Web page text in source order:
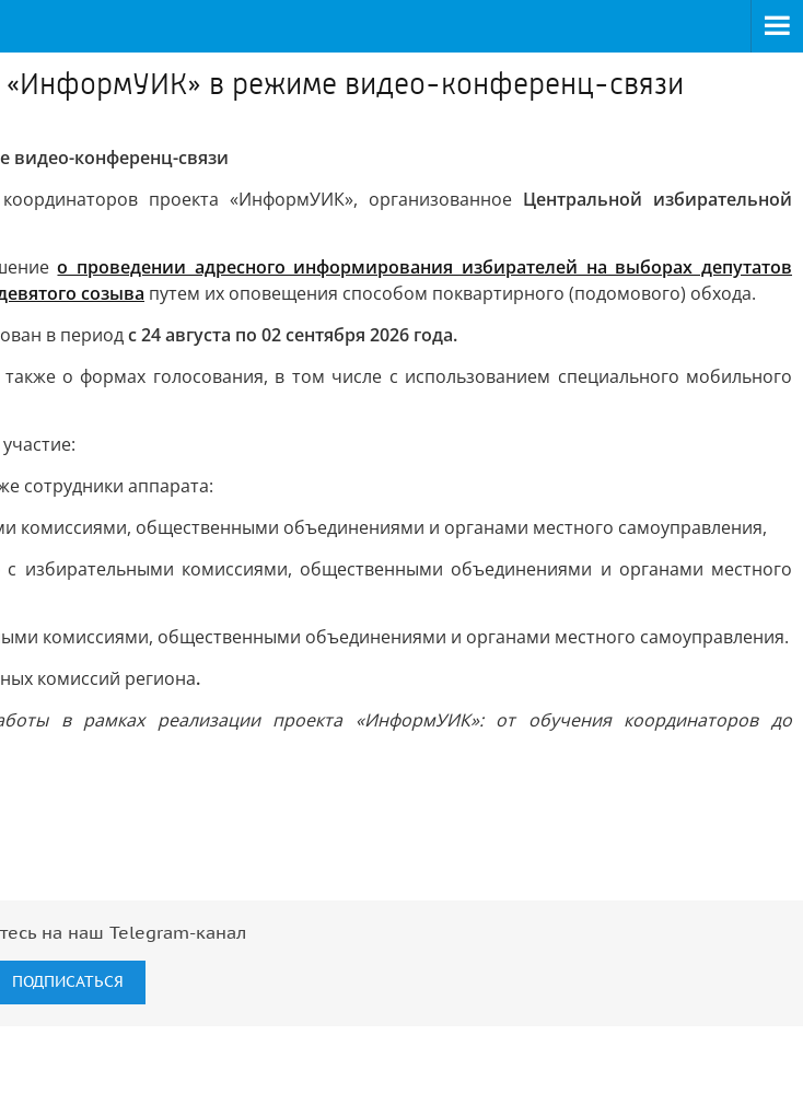
«ИнформУИК» в режиме видео-конференц-связи
видео-конференц-связи
проекта «ИнформУИК», организованное Центральной избирательной
о проведении адресного информирования избирателей на выборах депутатов
созыва путем их оповещения способом поквартирного (подомового) обхода.
в периодс 24 августа по 02 сентября 2026 года.
о формах голосования, в том числе с использованием специального мобильного
сотрудники аппарата:
комиссиями, общественными объединениями и органами местного самоуправления,
с избирательными комиссиями, общественными объединениями и органами местного
комиссиями, общественными объединениями и органами местного самоуправления.
комиссий региона.
в рамках реализации проекта «ИнформУИК»: от обучения координаторов до
на наш Telegram-канал
ПОДПИСАТЬСЯ